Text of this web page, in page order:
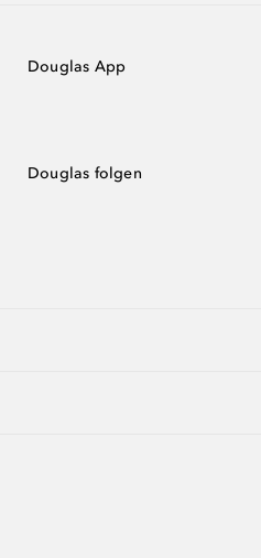
Douglas App
Douglas folgen